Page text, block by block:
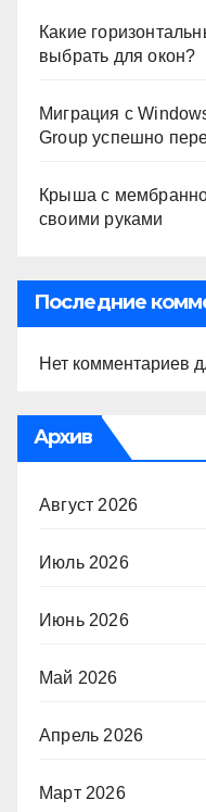
Какие
выбрать для окон?
Миграция с
Group успешно
Крыша с
своими руками
Последние
Нет комментариев
Архив
Август 2026
Июль 2026
Июнь 2026
Май 2026
Апрель 2026
Март 2026